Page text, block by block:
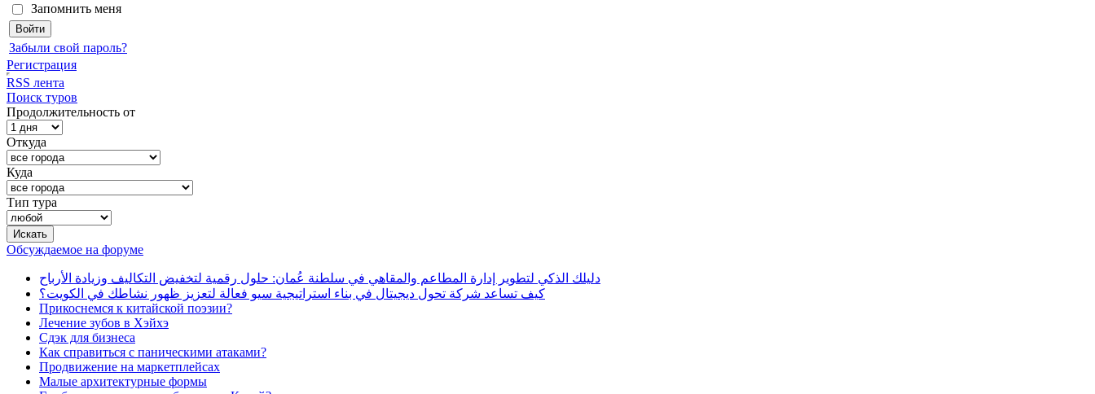
Запомнить меня
Забыли свой пароль?
Регистрация
RSS лента
Поиск туров
Продолжительность от
Откуда
Куда
Тип тура
Обсуждаемое на форуме
دليلك الذكي لتطوير إدارة المطاعم والمقاهي في سلطنة عُمان: حلول رقمية لتخفيض التكاليف وزيادة الأرباح
كيف تساعد شركة تحول ديجيتال في بناء استراتيجية سيو فعالة لتعزيز ظهور نشاطك في الكويت؟
Прикоснемся к китайской поэзии?
Лечение зубов в Хэйхэ
Сдэк для бизнеса
Как справиться с паническими атаками?
Продвижение на маркетплейсах
Малые архитектурные формы